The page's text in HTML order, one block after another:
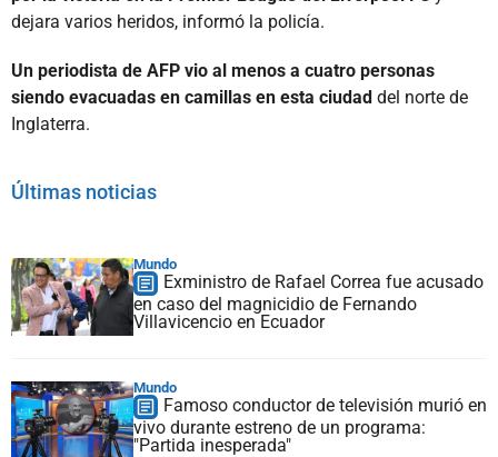
dejara varios heridos, informó la policía.
Un periodista de AFP vio al menos a cuatro personas
siendo evacuadas en camillas en esta ciudad del norte de
Inglaterra.
Últimas noticias
Mundo
Exministro de Rafael Correa fue acusado
en caso del magnicidio de Fernando
Villavicencio en Ecuador
Mundo
Famoso conductor de televisión murió en
vivo durante estreno de un programa:
"Partida inesperada"